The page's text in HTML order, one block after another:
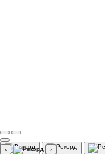
‹ ›